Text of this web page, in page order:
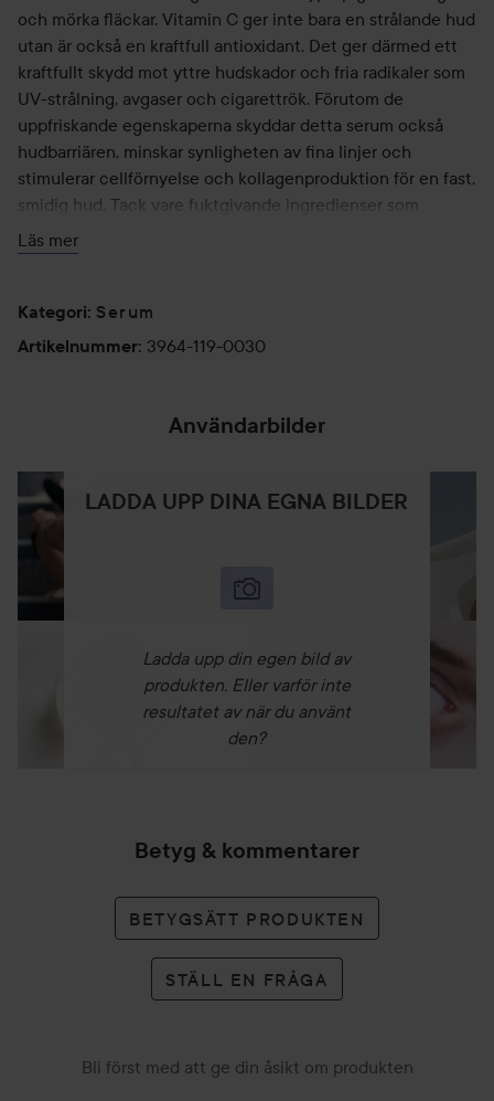
och mörka fläckar. Vitamin C ger inte bara en strålande hud
utan är också en kraftfull antioxidant. Det ger därmed ett
kraftfullt skydd mot yttre hudskador och fria radikaler som
UV-strålning, avgaser och cigarettrök. Förutom de
uppfriskande egenskaperna skyddar detta serum också
hudbarriären, minskar synligheten av fina linjer och
stimulerar cellförnyelse och kollagenproduktion för en fast,
smidig hud. Tack vare fuktgivande ingredienser som
sheasmör behåller formeln fukt för en uppstramande effekt
och ännu mer glow.
Användning:
För att dra mest nytta av antioxidanteffekten av Miracle
innan du applicerar din kräm. Massera serumet försiktigt in
dagligen eller varannan dag.
30 ml
Läs mer
Kategori: Serum
Artikelnummer: 3964-119-0030
Användarbilder
LADDA UPP DINA EGNA BILDER
Ladda upp din egen bild av
produkten. Eller varför inte
resultatet av när du använt
den?
Betyg & kommentarer
BETYGSÄTT PRODUKTEN
STÄLL EN FRÅGA
Bli först med att ge din åsikt om produkten